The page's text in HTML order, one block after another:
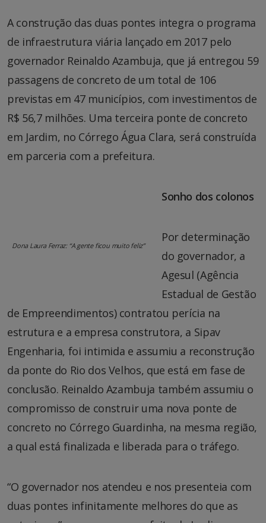
A construção das duas pontes integra o programa
de infraestrutura viária lançado em 2017 pelo
governador Reinaldo Azambuja, que já entregou 59
passagens de concreto de um total de 106
previstas em 47 municípios, com investimentos de
R$ 56,7 milhões. Uma terceira ponte de concreto
em Jardim, no Córrego Água Clara, será construída
em parceria com a prefeitura.
Dona Laura Ferraz: “A gente ficou muito feliz”
Sonho dos colonos
Por determinação
do governador, a
Agesul (Agência
Estadual de Gestão
de Empreendimentos) contratou perícia na
estrutura e a empresa construtora, a Sipav
Engenharia, foi intimida e assumiu a reconstrução
da ponte do Rio dos Velhos, que está em fase de
conclusão. Reinaldo Azambuja também assumiu o
compromisso de construir uma nova ponte de
concreto no Córrego Guardinha, na mesma região,
a qual está finalizada e liberada para o tráfego.
“O governador nos atendeu e nos presenteia com
duas pontes infinitamente melhores do que as